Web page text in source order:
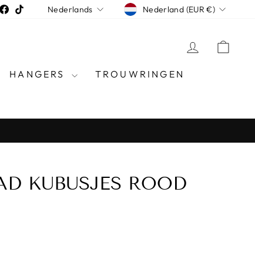
Facebook
TikTokTAAL
Nederlands Nederland (EUR €)
HANGERS
TROUWRINGEN
KUBUSJES ROOD